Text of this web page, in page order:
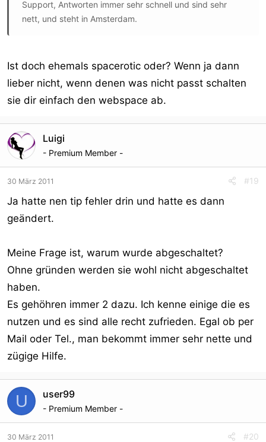
Support, Antworten immer sehr schnell und sind sehr
nett, und steht in Amsterdam.
Ist doch ehemals spacerotic oder? Wenn ja dann
lieber nicht, wenn denen was nicht passt schalten
sie dir einfach den webspace ab.
Luigi
- Premium Member -
30 März 2011 #19
Ja hatte nen tip fehler drin und hatte es dann
geändert.
Meine Frage ist, warum wurde abgeschaltet?
Ohne gründen werden sie wohl nicht abgeschaltet
haben.
Es gehöhren immer 2 dazu. Ich kenne einige die es
nutzen und es sind alle recht zufrieden. Egal ob per
Mail oder Tel., man bekommt immer sehr nette und
zügige Hilfe.
U user99
- Premium Member -
30 März 2011 #20